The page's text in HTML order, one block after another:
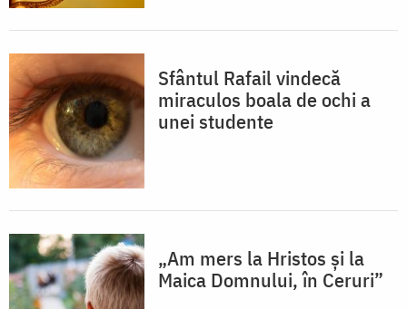
Sfântul Rafail vindecă
miraculos boala de ochi a
unei studente
„Am mers la Hristos și la
Maica Domnului, în Ceruri”